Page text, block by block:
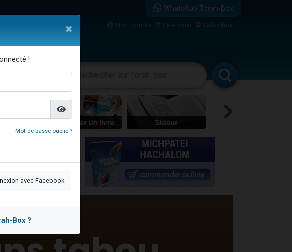
le Birkat Hamazone à travers le temps
WhatsApp Torah-Box
Mon compte Calendrier Columbus
Paracha Divertissements
×
!
Mot de passe oublié ?
avec Facebook
Box ?